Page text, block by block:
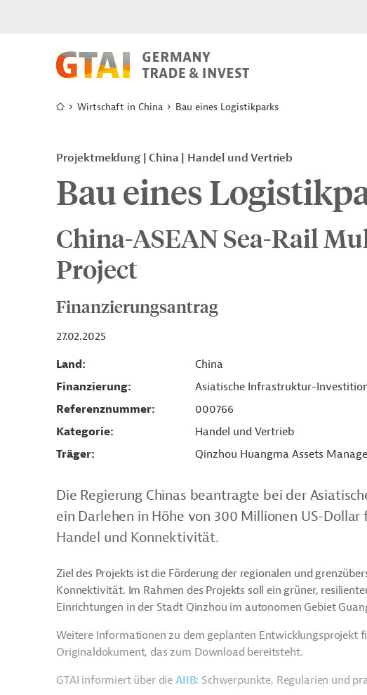
Wirtschaft in China Bau eines Logistikparks
Projektmeldung China Handel und Vertrieb
Bau eines
China-ASEAN Sea-Rail
Project
Finanzierungsantrag
27.02.2025
Land
China
Finanzierung
Asiatische Infrastruktur-
Referenznummer
000766
Kategorie
Handel und Vertrieb
Träger
Qinzhou Huangma Assets
Die Regierung Chinas beantragte bei der
ein Darlehen in Höhe von 300 Millionen US-
Handel und Konnektivität.
Ziel des Projekts ist die Förderung der regionalen und
Konnektivität. Im Rahmen des Projekts soll ein grüner,
Einrichtungen in der Stadt Qinzhou im autonomen Gebiet
Weitere Informationen zu dem geplanten Entwicklungsprojekt
Originaldokument, das zum Download bereitsteht.
GTAI informiert über die AIIB: Schwerpunkte, Regularien und